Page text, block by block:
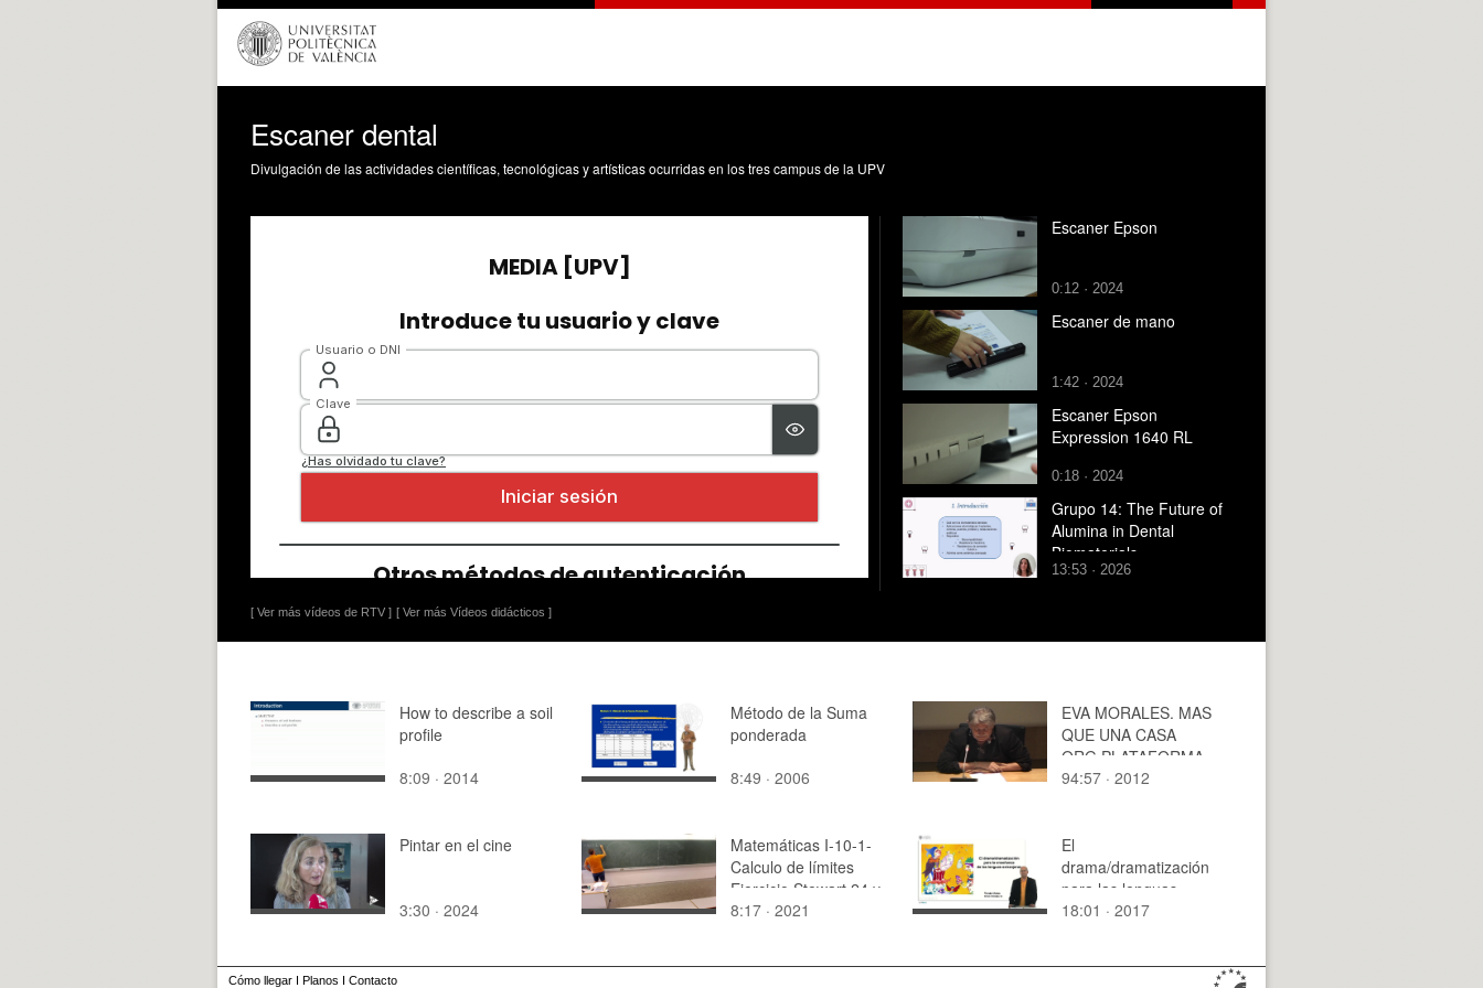
Escaner dental
Divulgación de las actividades científicas, tecnológicas y artísticas ocurridas en los tres campus de la UPV
[ Ver más vídeos de RTV ] [ Ver más Vídeos didácticos ]
Escaner Epson
0:12 · 2024
Escaner de mano
1:42 · 2024
Escaner Epson
Expression 1640 RL
0:18 · 2024
Grupo 14: The Future of
Alumina in Dental
Biomaterials
13:53 · 2026
How to describe a soil
profile
8:09 · 2014
Método de la Suma
ponderada
8:49 · 2006
EVA MORALES. MAS
QUE UNA CASA
ORG.PLATAFORMA
COLECTIVA DE
94:57 · 2012
Pintar en el cine
3:30 · 2024
Matemáticas I-10-1-
Calculo de límites
Ejercicio Stewart 24 y
41
8:17 · 2021
El
drama/dramatización
para las lenguas
extranjeras
18:01 · 2017
Cómo llegar I Planos I Contacto